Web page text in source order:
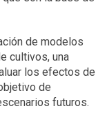
de modelos
cultivos, una
los efectos de
de
futuros.